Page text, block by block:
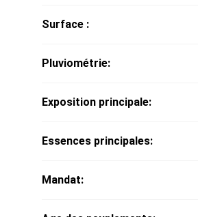
Surface :
Pluviométrie:
Exposition principale:
Essences principales:
Mandat: